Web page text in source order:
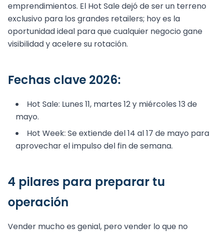
emprendimientos. El Hot Sale dejó de ser un terreno
exclusivo para los grandes retailers; hoy es la
oportunidad ideal para que cualquier negocio gane
visibilidad y acelere su rotación.
Fechas clave 2026:
Hot Sale: Lunes 11, martes 12 y miércoles 13 de
mayo.
Hot Week: Se extiende del 14 al 17 de mayo para
aprovechar el impulso del fin de semana.
4 pilares para preparar tu
operación
Vender mucho es genial, pero vender lo que no